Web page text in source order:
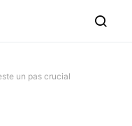
un pas crucial